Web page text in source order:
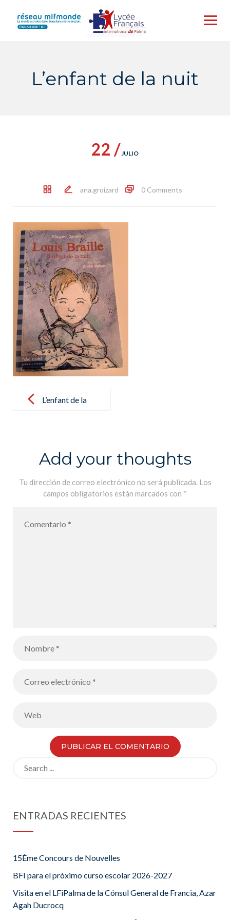
content
L’enfant de la nuit
22 /JULIO
ana.groizard 0 Comments
navigationL’enfant de la
Add your thoughts
Tu dirección de correo electrónico no será publicada. Los
campos obligatorios están marcados con *
ENTRADAS RECIENTES
15Ème Concours de Nouvelles
BFI para el próximo curso escolar 2026-2027
Visita en el LFiPalma de la Cónsul General de Francia, Azar
Agah Ducrocq